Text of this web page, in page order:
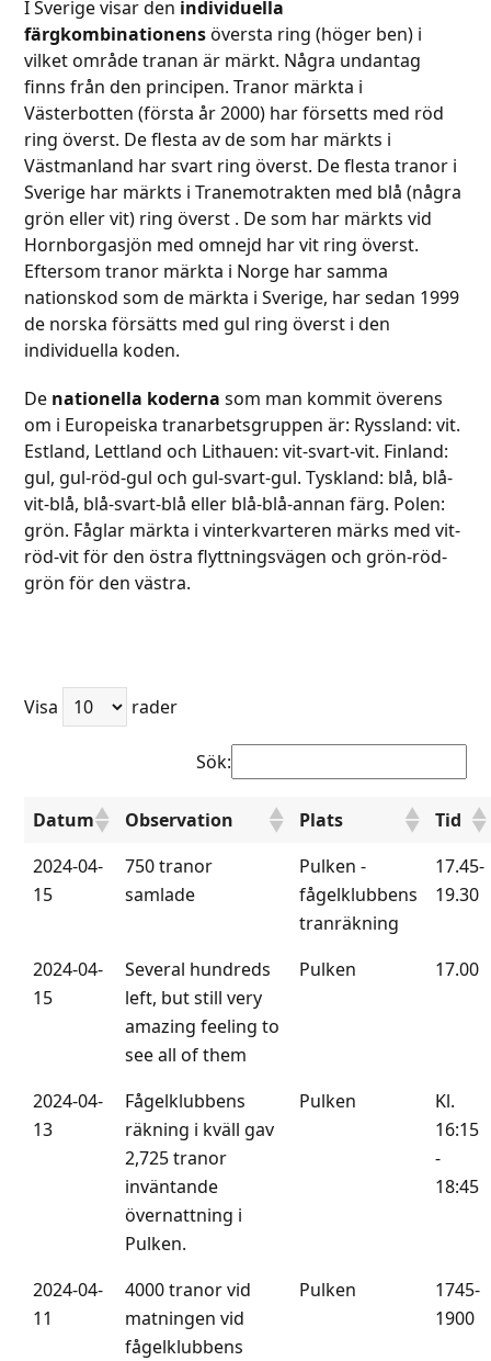
I Sverige visar den individuella
färgkombinationensöversta ring (höger ben) i
vilket område tranan är märkt. Några undantag
finns från den principen. Tranor märkta i
Västerbotten (första år 2000) har försetts med röd
ring överst. De flesta av de som har märkts i
Västmanland har svart ring överst. De flesta tranor i
Sverige har märkts i Tranemotrakten med blå (några
grön eller vit) ring överst . De som har märkts vid
Hornborgasjön med omnejd har vit ring överst.
Eftersom tranor märkta i Norge har samma
nationskod som de märkta i Sverige, har sedan 1999
de norska försätts med gul ring överst i den
individuella koden.
De nationella koderna som man kommit överens
om i Europeiska tranarbetsgruppen är: Ryssland: vit.
Estland, Lettland och Lithauen: vit-svart-vit. Finland:
gul, gul-röd-gul och gul-svart-gul. Tyskland: blå, blå-
vit-blå, blå-svart-blå eller blå-blå-annan färg. Polen:
grön. Fåglar märkta i vinterkvarteren märks med vit-
röd-vit för den östra flyttningsvägen och grön-röd-
grön för den västra.
Visa rader
Sök:
Datum Observation Plats
Tid
2024-04-
15
750 tranor
samlade
Pulken -
fågelklubbens
tranräkning
17.45-
19.30
2024-04-
15
Several hundreds
left, but still very
amazing feeling to
see all of them
Pulken 17.00
2024-04-
13
Fågelklubbens
räkning i kväll gav
2,725 tranor
inväntande
övernattning i
Pulken.
Pulken
Kl.
16:15
-
18:45
2024-04-
11
4000 tranor vid
matningen vid
fågelklubbens
Pulken
1745-
1900